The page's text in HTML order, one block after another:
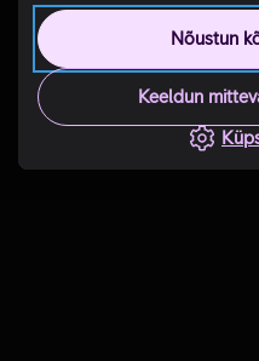
Nõustun
Keeldun